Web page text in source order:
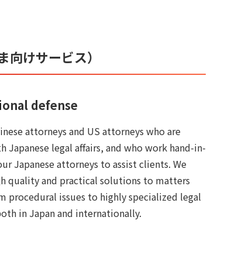
けサービス）
defense
attorneys and US attorneys who are
Japanese legal affairs, and who work hand-in-
Japanese attorneys to assist clients. We
quality and practical solutions to matters
procedural issues to highly specialized legal
in Japan and internationally.